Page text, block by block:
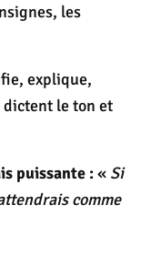
les
explique,
dictent le ton et
puissante :« Si
comme